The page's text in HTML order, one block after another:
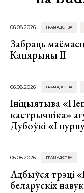
06.08.2026 ГРАМАДСТВА
Забраць
Кацярыны ІІ
06.08.2026 ГРАМАДСТВА
Ініцыятыва
кастрычніка»
Дубоўкі «І
06.08.2026 ГРАМАДСТВА
Адбыўся трэці
беларускіх